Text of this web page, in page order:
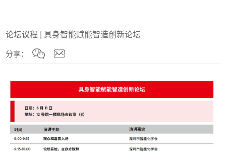
论坛议程 | 具身智能赋能智造创新论坛
分享：